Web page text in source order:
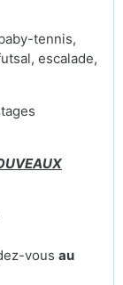
tennis,
escalade,
vous au